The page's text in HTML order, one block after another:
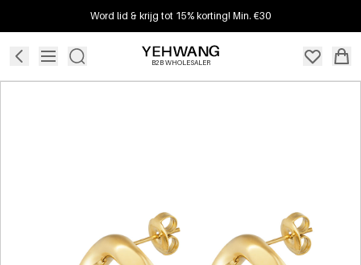
Word lid & krijg tot 15% korting! Min. €30
B2B WHOLESALER